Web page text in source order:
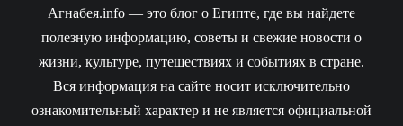
Агнабея.info — это блог о Египте, где вы найдете
полезную информацию, советы и свежие новости о
жизни, культуре, путешествиях и событиях в стране.
Вся информация на сайте носит исключительно
ознакомительный характер и не является официальной